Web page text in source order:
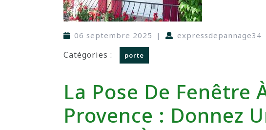
06 septembre 2025 | expressdepannage34
Catégories : porte
La Pose De Fenêtre
Provence : Donnez